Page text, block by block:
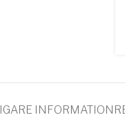
INFORMATION